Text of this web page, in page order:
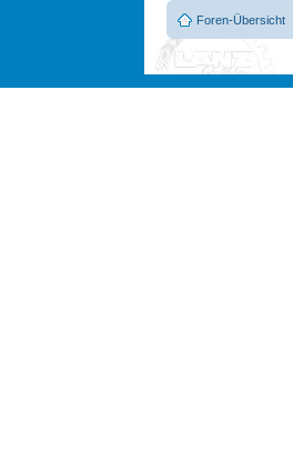
Foren-Übersicht